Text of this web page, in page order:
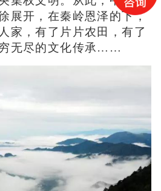
展开，在秦岭恩泽的下，
家，有了片片农田，有了
无尽的文化传承……